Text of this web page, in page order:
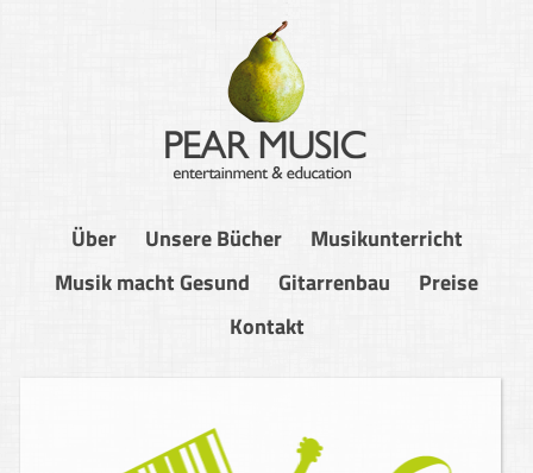
Über Unsere Bücher
Musikunterricht
Musik macht Gesund
Gitarrenbau
Preise
Kontakt